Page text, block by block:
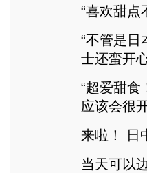
“喜欢甜点
“不管是日
士还蛮开
“超爱甜食
应该会很
来啦！ 日
当天可以